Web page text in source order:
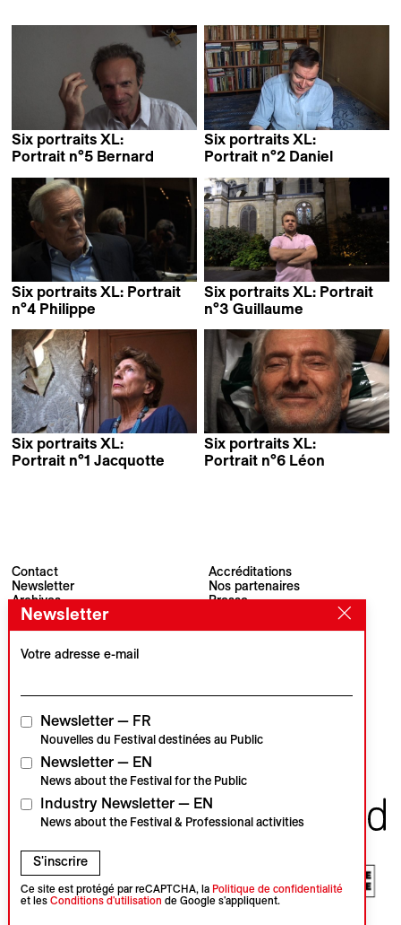
Six portraits XL:
Portrait n°5 Bernard
Six portraits XL:
Portrait n°2 Daniel
Six portraits XL: Portrait
n°4 Philippe
Six portraits XL: Portrait
n°3 Guillaume
Six portraits XL:
Portrait n°1 Jacquotte
Six portraits XL:
Portrait n°6 Léon
Contact
Newsletter
Archives
Accréditations
Nos partenaires
Presse
Visions du Réel
CH–1260 Nyon
Partenaires institutionnels
Newsletter
Votre adresse e-mail
Newsletter — FR
Nouvelles du Festival destinées au Public
Newsletter — EN
News about the Festival for the Public
Industry Newsletter — EN
News about the Festival & Professional activities
S'inscrire
Ce site est protégé par reCAPTCHA, la Politique de confidentialité
et lesConditions d'utilisation de Google s'appliquent.